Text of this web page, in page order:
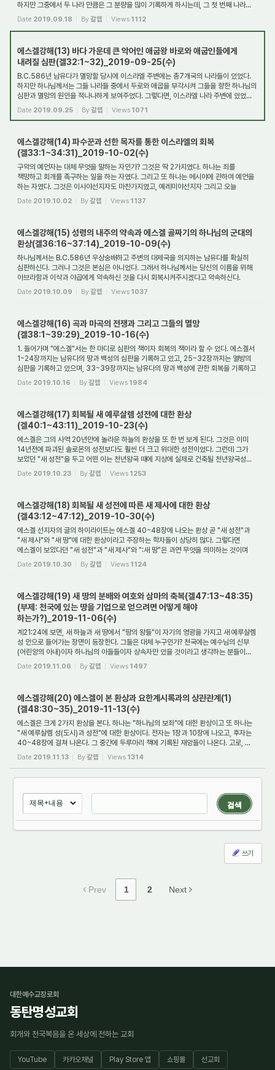
하지만 그중에서 두 나라 만큼은 그 분량을 많이 기록하게 하시는데, 그 첫 번째 나라...
Date 2019.09.18 By갈렙 Views 1112
에스겔강해(13) 바다 가운데 큰 악어인 애굽왕 바로와 애굽인들에게
내려질 심판(겔32:1~32)_2019-09-25(수)
B.C.586년 남유다가 멸망할 당시에 이스라엘 주변에는 총7개국의 나라들이 있었다.
하지만 하나님께서는 그들 나라들 중에서 두로와 애굽을 부각시켜 그들을 향한 하나님의
심판과 멸망의 원인을 적나나하게 보여주었다. 그렇다면, 이스라엘 나라 주변에 있었...
Date 2019.09.25 By갈렙 Views 1071
에스겔강해(14) 파수꾼과 선한 목자를 통한 이스라엘의 회복
(겔33:1~34:31)_2019-10-02(수)
구약의 예언자는 대체 무엇을 말하는 자인가? 그것은 딱 2가지였다. 하나는 죄를
책망하고 회개를 촉구하는 일을 하는 자였다. 그리고 또 하나는 메시야에 관하여 예언을
하는 자였다. 그것은 이사야선지자도 마찬가지였고, 예레미야선지자 그리고 오늘
우리가...
Date 2019.10.02 By갈렙 Views 1137
에스겔강해(15) 성령의 내주의 약속과 에스겔 골짜기의 하나님의 군대의
환상(겔36:16~37:14)_2019-10-09(수)
하나님께서는 B.C.586년 우상숭배하고 주변의 대제국을 의지하는 남유다를 확실히
심판하신다. 그러나 그것은 본심은 아니었다. 그래서 하나님께서는 당신의 이름을 위해
아브라함과 이삭과 야곱에게 약속하신 것을 다시 회복시켜주시겠다고 약속하신다.
그렇...
Date 2019.10.09 By갈렙 Views 1037
에스겔강해(16) 곡과 마곡의 전쟁과 그리고 그들의 멸망
(겔38:1~39:29)_2019-10-16(수)
1. 들어가며 "에스겔"서는 한 마디로 심판의 책이자 회복의 책이라 할 수 있다. 에스겔서
1~24장까지는 남유다의 땅과 백성의 심판을 기록하고 있고, 25~32장까지는 열방의
심판을 기록하고 있으며, 33~39장까지는 남유다의 땅과 백성에 관한 회복을 기록하고
...
Date 2019.10.16 By갈렙 Views 1984
에스겔강해(17) 회복될 새 예루살렘 성전에 대한 환상
(겔40:1~43:11)_2019-10-23(수)
에스겔은 그의 사역 20년만에 놀라운 하늘의 환상을 또 한 번 보게 된다. 그것은 이미
14년전에 파괴된 솔로몬의 성전보다도 훨씬 더 크고 위대한 성전이었다. 그런데 그가
보았던 "새 성전"을 두고 어떤 이는 천년왕국 때에 지상에 실제로 건축될 천년왕국성...
Date 2019.10.23 By갈렙 Views 1253
에스겔강해(18) 회복될 새 성전에 따른 새 제사에 대한 환상
(겔43:12~47:12)_2019-10-30(수)
에스겔 선지자의 글의 하이라이트는 에스겔 40~48장에 나오는 환상 곧 "새 성전"과
"새 제사"와 "새 땅"에 대한 환상이라고 주장하는 학자들이 상당히 많다. 그렇다면
에스겔이 보았다던 "새 성전"과 "새 제사"와 ":새 땅"은 과연 무엇을 의미하는 것이며
과연...
Date 2019.10.30 By갈렙 Views 1124
에스겔강해(19) 새 땅의 분배와 여호와 삼마의 축복(겔47:13~48:35)
(부제: 천국에 있는 땅을 기업으로 얻으려면 어떻게 해야
하는가?)_2019-11-06(수)
계21:24에 보면, 새 하늘과 새 땅에서 "땅의 왕들"이 자기의 영광을 가지고 새 예루살렘
성 안으로 들어가는 장면이 등장한다. 그들은 대체 누구인가? 천국에는 예수님의 신부
(어린양의 아내)이자 하나님의 아들들이자 상속자만 있을 것이라고 생각하는 분들이...
Date 2019.11.06 By갈렙 Views 1497
에스겔강해(20) 에스겔이 본 환상과 요한계시록과의 상관관계(1)
(겔48:30~35)_2019-11-13(수)
에스겔은 크게 2가지 환상을 본다. 하나는 "하나님의 보좌"에 대한 환상이고 또 하나는
"새 예루살렘 성(도시)과 성전"에 대한 환상이다. 전자는 1장과 10장에 나오고, 후자는
40~48장에 걸쳐 나온다. 그 중간에 두루마리 책에 기록된 재앙들이 나온다. 고로, ...
Date 2019.11.13 By갈렙 Views 1314
검색
쓰기
Prev 1 2 Next
대한예수교장로회
동탄명성교회
회개와 천국복음을 온 세상에 전하는 교회
YouTube 카카오채널 Play Store 앱 쇼핑몰 선교회